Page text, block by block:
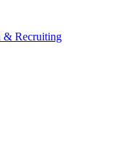
& Recruiting